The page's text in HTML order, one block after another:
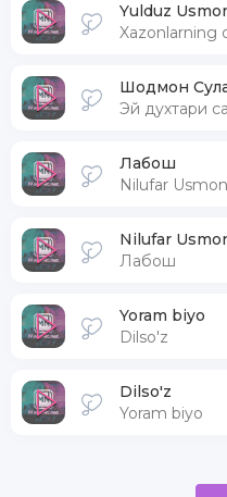
Xazonlarning
Шодмон
Эй духтари
Лабош
Nilufar
Nilufar
Лабош
Yoram biyo
Dilso'z
Dilso'z
Yoram biyo